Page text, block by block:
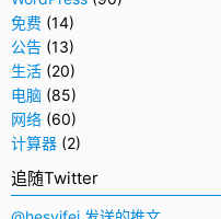
免费 (14)
公告 (13)
生活 (20)
电脑 (85)
网络 (60)
计算器 (2)
追随Twitter